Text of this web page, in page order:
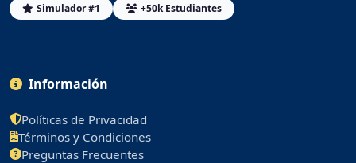
Simulador #1 +50k Estudiantes
Información
Políticas de Privacidad
Términos y Condiciones
Preguntas Frecuentes